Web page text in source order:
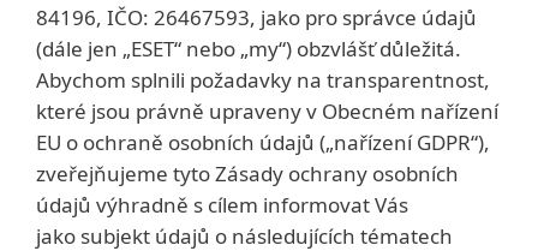
84196, IČO: 26467593, jako pro správce údajů
(dále jen „ESET“ nebo „my“) obzvlášť důležitá.
Abychom splnili požadavky na transparentnost,
které jsou právně upraveny v Obecném nařízení
EU o ochraně osobních údajů („nařízení GDPR“),
zveřejňujeme tyto Zásady ochrany osobních
údajů výhradně s cílem informovat Vás
jako subjekt údajů o následujících tématech